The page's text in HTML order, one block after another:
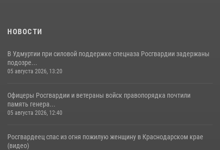
НОВОСТИ
В Удмуртии при силовой поддержке спецназа Росгвардии задержаны
подозре...
05 августа 2026, 13:20
Офицеры Росгвардии и ветераны войск правопорядка почтили
память генера...
05 августа 2026, 12:40
Росгвардеец спас из огня пожилую женщину в Краснодарском крае
(видео)